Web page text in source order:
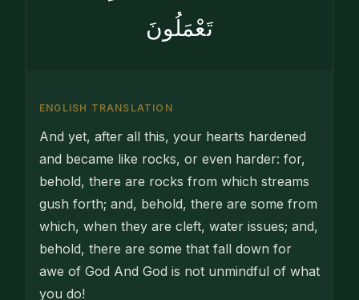
تَعْمَلُونَ
ENGLISH TRANSLATION
And yet, after all this, your hearts hardened
and became like rocks, or even harder: for,
behold, there are rocks from which streams
gush forth; and, behold, there are some from
which, when they are cleft, water issues; and,
behold, there are some that fall down for
awe of God And God is not unmindful of what
you do!